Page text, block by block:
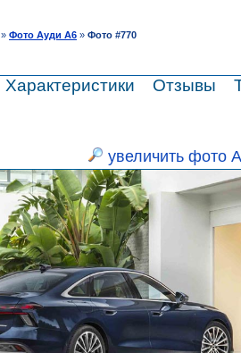
» Фото Ауди А6 » Фото #770
Характеристики Отзывы
увеличить фото